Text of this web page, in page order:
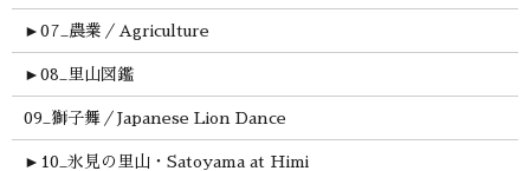
► 07_農業／Agriculture
► 08_里山図鑑
09_獅子舞／Japanese Lion Dance
► 10_氷見の里山・Satoyama at Himi